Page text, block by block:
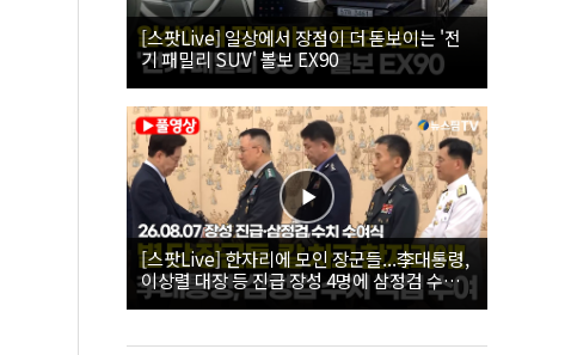
[스팟Live] 일상에서 장점이 더 돋보이는 '전
기 패밀리 SUV' 볼보 EX90
[스팟Live] 한자리에 모인 장군들...李대통령,
이상렬 대장 등 진급 장성 4명에 삼정검 수치
직접 수여｜26.08.07 장성 진급·삼정검 수치